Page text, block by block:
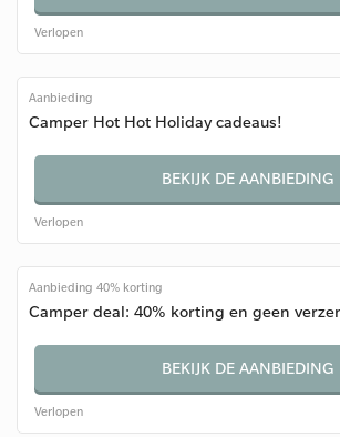
Verlopen
Aanbieding
Camper Hot Hot Holiday cadeaus!
BEKIJK DE AANBIEDING
Verlopen
Aanbieding 40% korting
Camper deal: 40% korting en geen
BEKIJK DE AANBIEDING
Verlopen